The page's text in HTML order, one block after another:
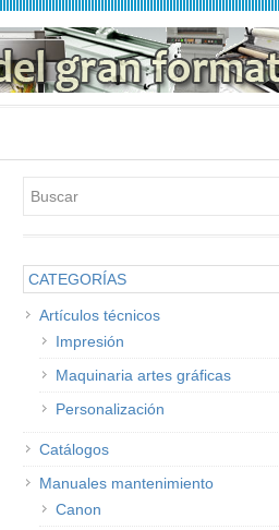
CATEGORÍAS
Artículos técnicos
Impresión
Maquinaria artes gráficas
Personalización
Catálogos
Manuales mantenimiento
Canon